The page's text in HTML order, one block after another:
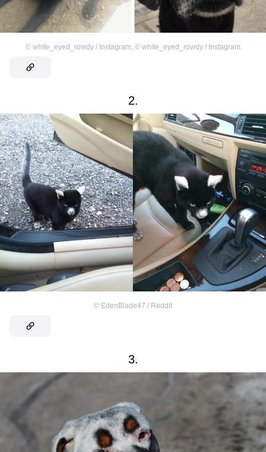
© white_eyed_rowdy / Instagram, © white_eyed_rowdy / Instagram
2.
© EdenBlade47 / Reddit
3.